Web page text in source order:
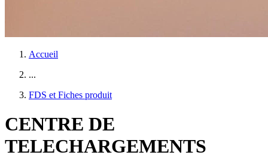
Accueil
...
FDS et Fiches produit
CENTRE DE
TELECHARGEMENTS